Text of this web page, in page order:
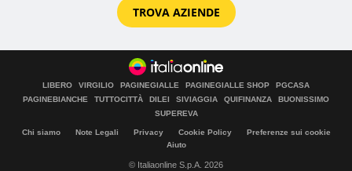
TROVA AZIENDE
LIBERO VIRGILIO PAGINEGIALLE PAGINEGIALLE SHOP
PGCASA
PAGINEBIANCHE
TUTTOCITTÀ DILEI SIVIAGGIA QUIFINANZA
BUONISSIMO
SUPEREVA
Chi siamo Note Legali Privacy Cookie Policy
Preferenze sui cookie
Aiuto
© Italiaonline S.p.A. 2026